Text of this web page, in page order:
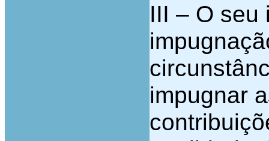
III – O seu
impugnar